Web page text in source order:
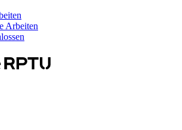
Arbeiten